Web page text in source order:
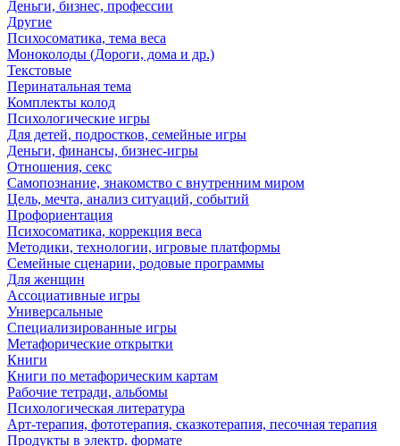
Деньги, бизнес, профессии
Другие
Психосоматика, тема веса
Моноколоды (Дороги, дома и др.)
Текстовые
Перинатальная тема
Комплекты колод
Психологические игры
Для детей, подростков, семейные игры
Деньги, финансы, бизнес-игры
Отношения, секс
Самопознание, знакомство с внутренним миром
Цель, мечта, анализ ситуаций, событий
Профориентация
Психосоматика, коррекция веса
Методики, технологии, игровые платформы
Семейные сценарии, родовые программы
Для женщин
Ассоциативные игры
Универсальные
Специализированные игры
Метафорические открытки
Книги
Книги по метафорическим картам
Рабочие тетради, альбомы
Психологическая литература
Арт-терапия, фототерапия, сказкотерапия, песочная терапия
Продукты в электр. формате